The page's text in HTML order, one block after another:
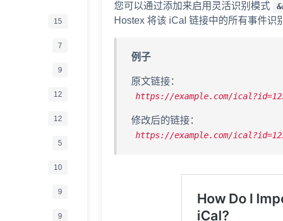
15
7
9
12
12
5
10
9
9
您可以通过添加来启用灵活识别模式
Hostex 将该 iCal 链接中的所有事件识
例子
原文链接：
https://example.com/
修改后的链接：
https://example.com/